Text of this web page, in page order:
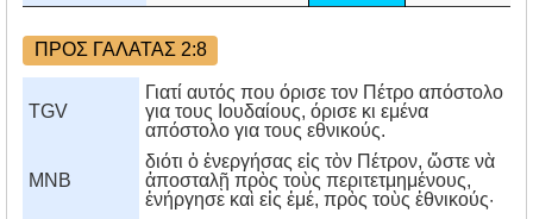
ΠΡΟΣ ΓΑΛΑΤΑΣ 2:8
TGV
Γιατί αυτός που όρισε τον Πέτρο απόστολο
για τους Ιουδαίους, όρισε κι εμένα
απόστολο για τους εθνικούς.
MNB
διότι ὁ ἐνεργήσας εἰς τὸν Πέτρον, ὥστε νὰ
ἀποσταλῇ πρὸς τοὺς περιτετμημένους,
ἐνήργησε καὶ εἰς ἐμέ, πρὸς τοὺς ἐθνικούς·